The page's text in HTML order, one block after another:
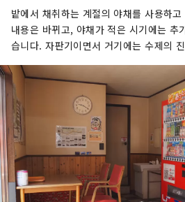
밭에서 채취하는 계절의 야채를 사용하
내용은 바뀌고, 야채가 적은 시기에는 추
습니다. 자판기이면서 거기에는 수제의